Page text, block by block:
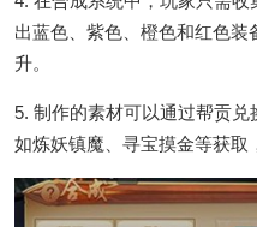
出蓝色、紫色、橙色和红色
升。
5. 制作的素材可以通过帮贡
如炼妖镇魔、寻宝摸金等获取